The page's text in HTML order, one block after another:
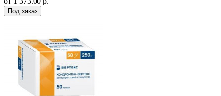
Под заказ